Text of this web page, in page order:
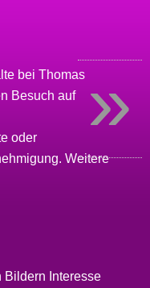
beiThomas
Besuch auf
oder
Weitere
Bildern Interesse
»